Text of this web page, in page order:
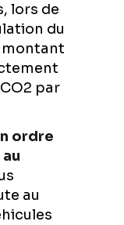
lors de
du
montant
par
ordre
au